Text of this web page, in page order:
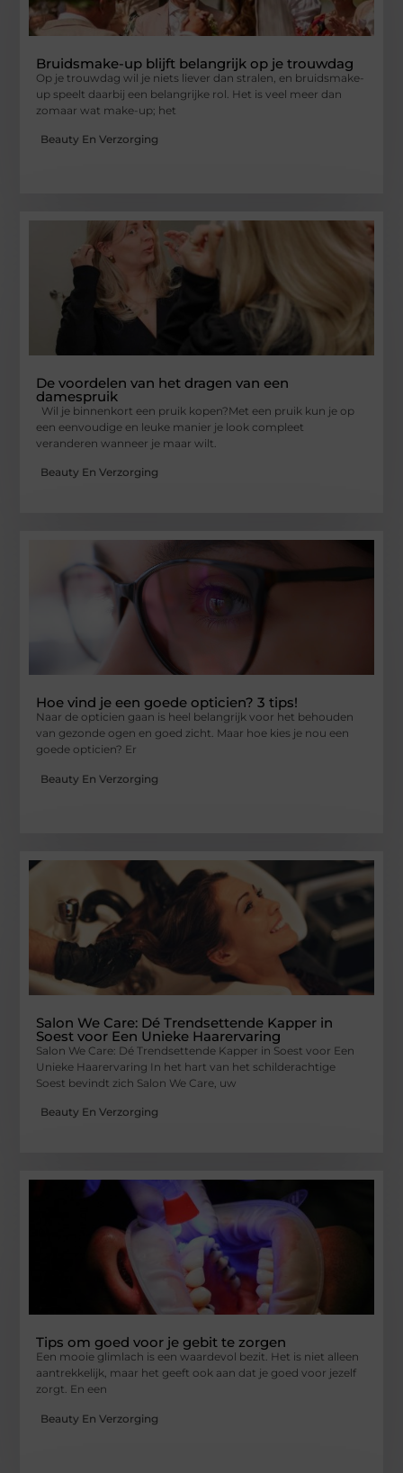
Bruidsmake-up blijft belangrijk op je trouwdag
Op je trouwdag wil je niets liever dan stralen, en bruidsmake-
up speelt daarbij een belangrijke rol. Het is veel meer dan
zomaar wat make-up; het
Beauty En Verzorging
De voordelen van het dragen van een
damespruik
Wil je binnenkort een pruik kopen?Met een pruik kun je op
een eenvoudige en leuke manier je look compleet
veranderen wanneer je maar wilt.
Beauty En Verzorging
Hoe vind je een goede opticien? 3 tips!
Naar de opticien gaan is heel belangrijk voor het behouden
van gezonde ogen en goed zicht. Maar hoe kies je nou een
goede opticien? Er
Beauty En Verzorging
Salon We Care: Dé Trendsettende Kapper in
Soest voor Een Unieke Haarervaring
Salon We Care: Dé Trendsettende Kapper in Soest voor Een
Unieke Haarervaring In het hart van het schilderachtige
Soest bevindt zich Salon We Care, uw
Beauty En Verzorging
Tips om goed voor je gebit te zorgen
Een mooie glimlach is een waardevol bezit. Het is niet alleen
aantrekkelijk, maar het geeft ook aan dat je goed voor jezelf
zorgt. En een
Beauty En Verzorging